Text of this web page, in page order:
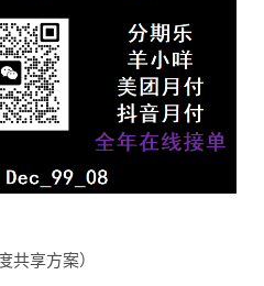
共享方案）